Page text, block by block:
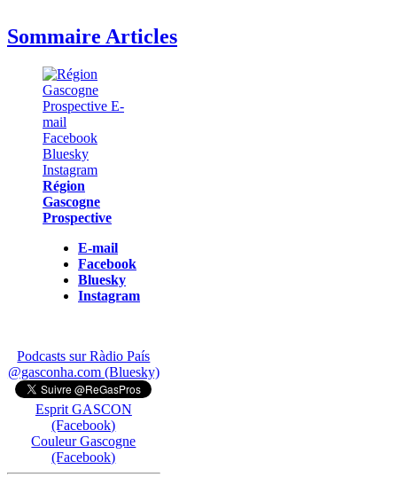
Sommaire Articles
Région
Gascogne
Prospective
E-mail
Facebook
Bluesky
Instagram
Podcasts sur Ràdio País
@gasconha.com (Bluesky)
Esprit GASCON
(Facebook)
Couleur Gascogne
(Facebook)